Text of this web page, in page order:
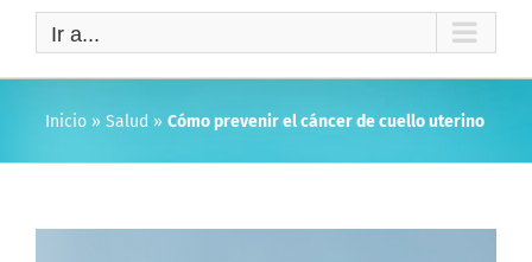
Ir a...
Inicio » Salud » Cómo prevenir el cáncer de cuello uterino